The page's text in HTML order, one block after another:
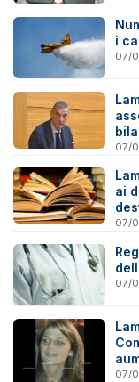
i
07/
07/
ai
07/
07/
07/